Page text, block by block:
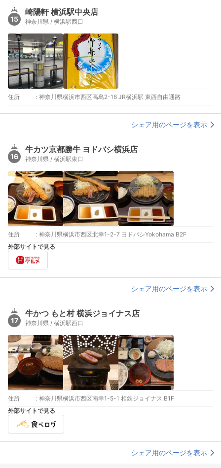
15
崎陽軒 横浜駅中央店
神奈川県 / 横浜駅西口
住所 : 神奈川県横浜市西区高島2-16 JR横浜駅 東西自由通路
シェア用のページを表示
16
牛カツ京都勝牛 ヨドバシ横浜店
神奈川県 / 横浜駅東口
住所 : 神奈川県横浜市西区北幸1-2-7 ヨドバシYokohama B2F
外部サイトで見る
シェア用のページを表示
17
牛かつ もと村 横浜ジョイナス店
神奈川県 / 横浜駅西口
住所 : 神奈川県横浜市西区南幸1-5-1 相鉄ジョイナス B1F
外部サイトで見る
シェア用のページを表示